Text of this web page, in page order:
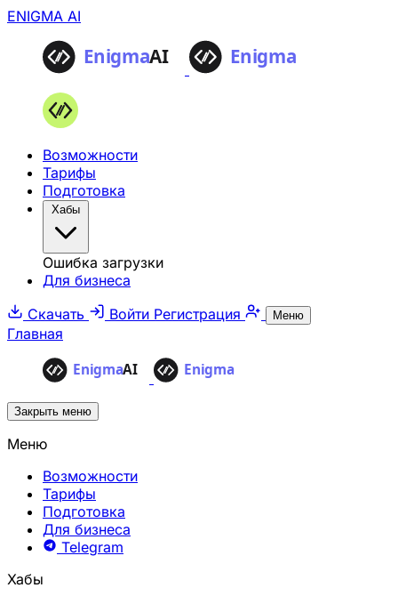
ENIGMA AI
Возможности
Тарифы
Подготовка
Хабы
Ошибка загрузки
Для бизнеса
Скачать
Войти Регистрация Меню
Главная
Закрыть меню
Меню
Возможности
Тарифы
Подготовка
Для бизнеса
Telegram
Хабы